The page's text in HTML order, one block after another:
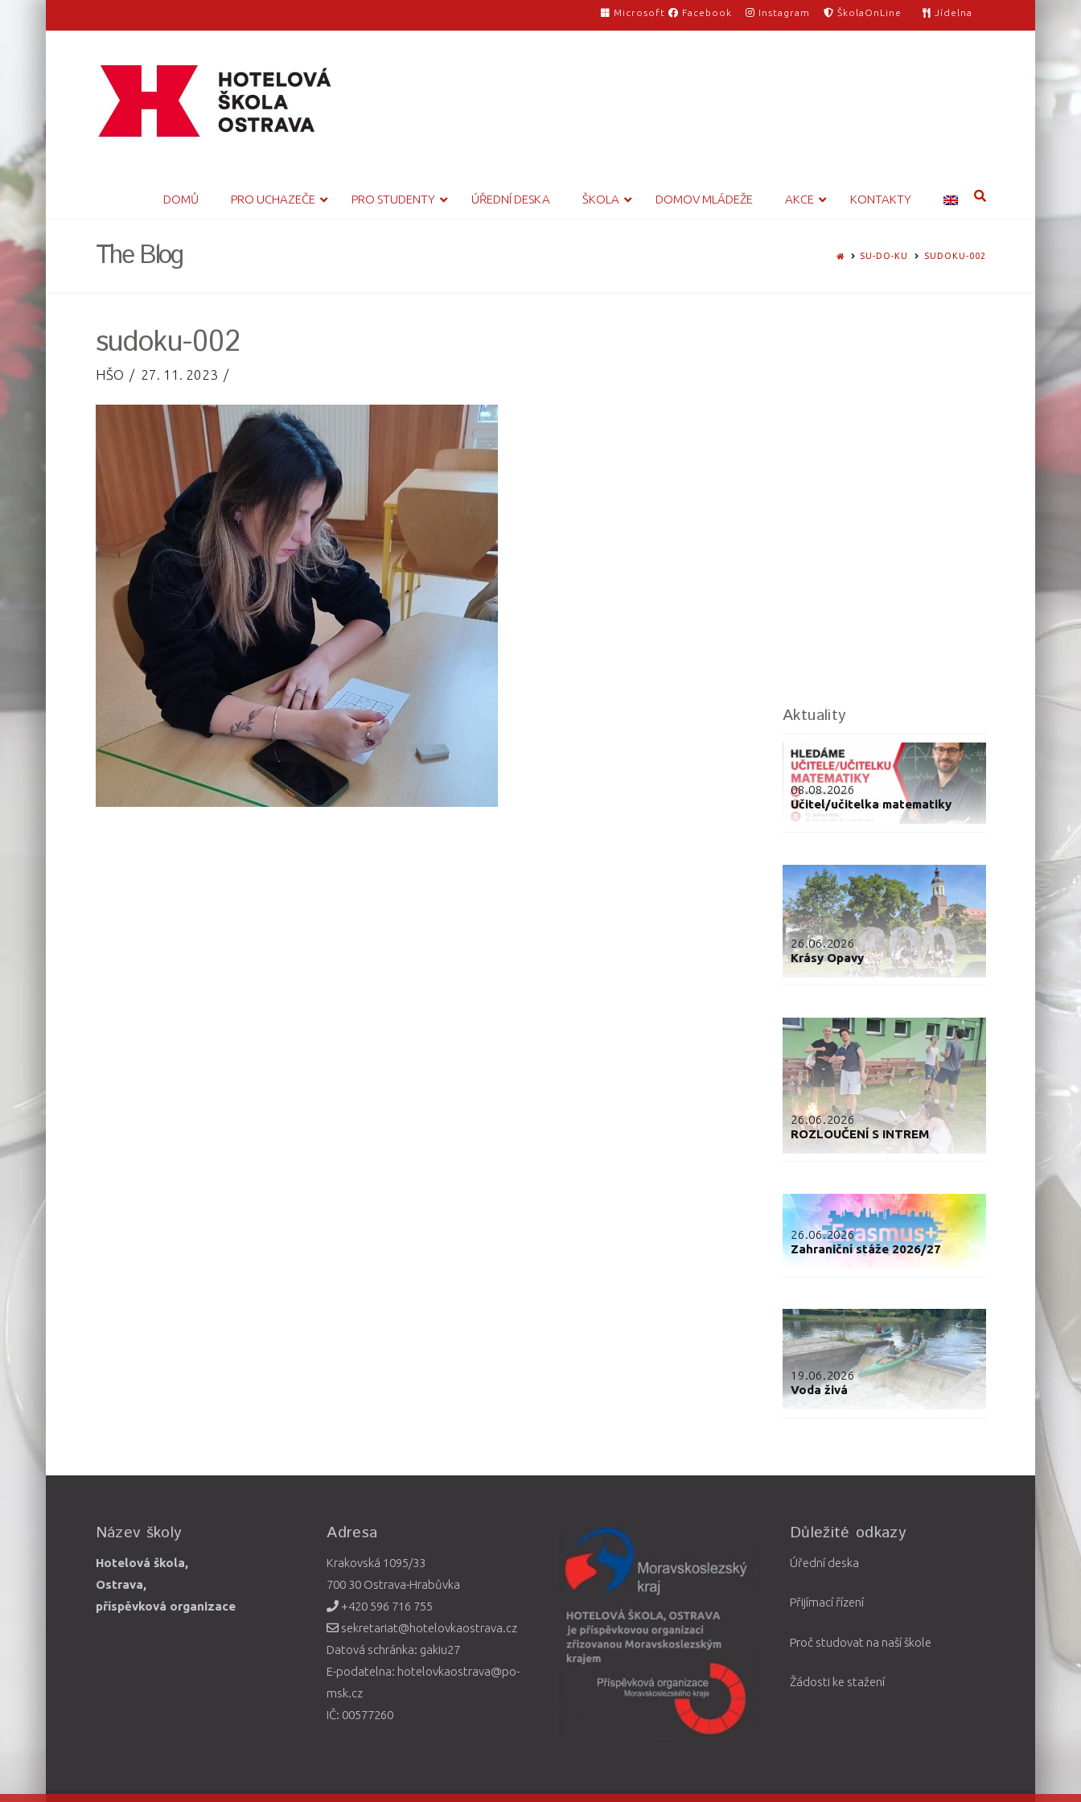
Microsoft Facebook Instagram ŠkolaOnLine Jídelna
DOMŮ PRO UCHAZEČE PRO STUDENTY ÚŘEDNÍ DESKA ŠKOLA DOMOV MLÁDEŽE AKCE KONTAKTY
The Blog HOMESU-DO-KU SUDOKU-002
sudoku-002
HŠO 27. 11. 2023
Aktuality
08.08.2026
Učitel/učitelka matematiky
26.06.2026
Krásy Opavy
26.06.2026
ROZLOUČENÍ S INTREM
26.06.2026
Zahraniční stáže 2026/27
19.06.2026
Voda živá
Název školy
Hotelová škola,
Ostrava,
příspěvková organizace
Adresa
Krakovská 1095/33
700 30 Ostrava-Hrabůvka
+420 596 716 755
sekretariat@hotelovkaostrava.cz
Datová schránka: gakiu27
E-podatelna: hotelovkaostrava@po-
msk.cz
IČ: 00577260
Důležité odkazy
Úřední deska
Přijímací řízení
Proč studovat na naší škole
Žádosti ke stažení